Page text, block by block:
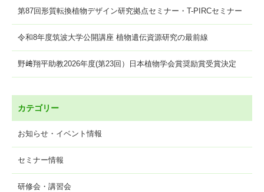
第87回形質転換植物デザイン研究拠点セミナー・T-PIRCセミナー
令和8年度筑波大学公開講座 植物遺伝資源研究の最前線
野﨑翔平助教2026年度(第23回）日本植物学会賞奨励賞受賞決定
カテゴリー
お知らせ・イベント情報
セミナー情報
研修会・講習会